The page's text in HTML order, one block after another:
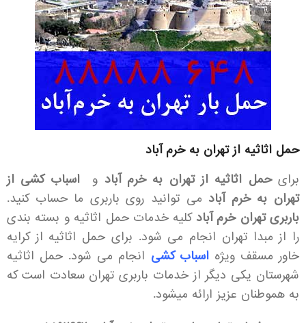
حمل اثاثیه از تهران به خرم آباد
برایحمل اثاثیه از تهران به خرم آباد واسباب کشی از
تهران به خرم آباد می توانید روی باربری ما حساب کنید.
باربری تهران خرم آباد کلیه خدمات حمل اثاثیه و بسته بندی
را از مبدا تهران انجام می شود. برای حمل اثاثیه از کرایه
خاور مسقف ویژهاسباب کشی انجام می شود. حمل اثاثیه
شهرستان یکی دیگر از خدمات باربری تهران سعادت است که
به هموطنان عزیز ارائه میشود.